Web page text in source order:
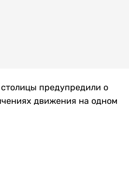
предупредили о
движения на одном